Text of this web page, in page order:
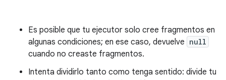
Es posible que tu ejecutor solo cree fragmentos en
algunas condiciones; en ese caso, devuelve null
cuando no creaste fragmentos.
Intenta dividirlo tanto como tenga sentido: divide tu